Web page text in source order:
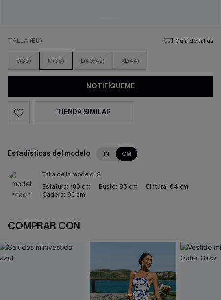
TALLA (EU) Guía de tallas
S(36) M(38) L(40/42) XL(44)
NOTIFÍQUEME
TIENDA SIMILAR
Estadísticas del modelo IN CM
Talla de la modelo: S
Estatura: 180 cm Busto: 85 cm Cintura: 64 cm
Cadera: 93 cm
COMPRAR CON